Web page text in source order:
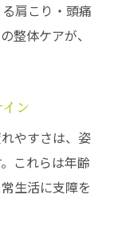
肩こり・頭痛
整体ケアが、
ン
やすさは、姿
これらは年齢
生活に支障を